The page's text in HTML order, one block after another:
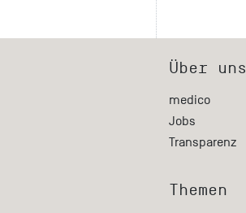
Über uns
medico
Jobs
Transparenz
Themen